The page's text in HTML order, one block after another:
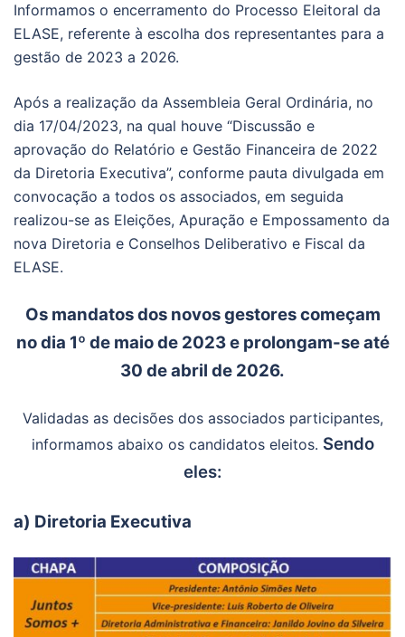
Informamos o encerramento do Processo Eleitoral da
ELASE, referente à escolha dos representantes para a
gestão de 2023 a 2026.
Após a realização da Assembleia Geral Ordinária, no
dia 17/04/2023, na qual houve “Discussão e
aprovação do Relatório e Gestão Financeira de 2022
da Diretoria Executiva”, conforme pauta divulgada em
convocação a todos os associados, em seguida
realizou-se as Eleições, Apuração e Empossamento da
nova Diretoria e Conselhos Deliberativo e Fiscal da
ELASE.
Os mandatos dos novos gestores começam
no dia 1º de maio de 2023 e prolongam-se até
30 de abril de 2026.
Validadas as decisões dos associados participantes,
informamos abaixo os candidatos eleitos. Sendo
eles:
a) Diretoria Executiva